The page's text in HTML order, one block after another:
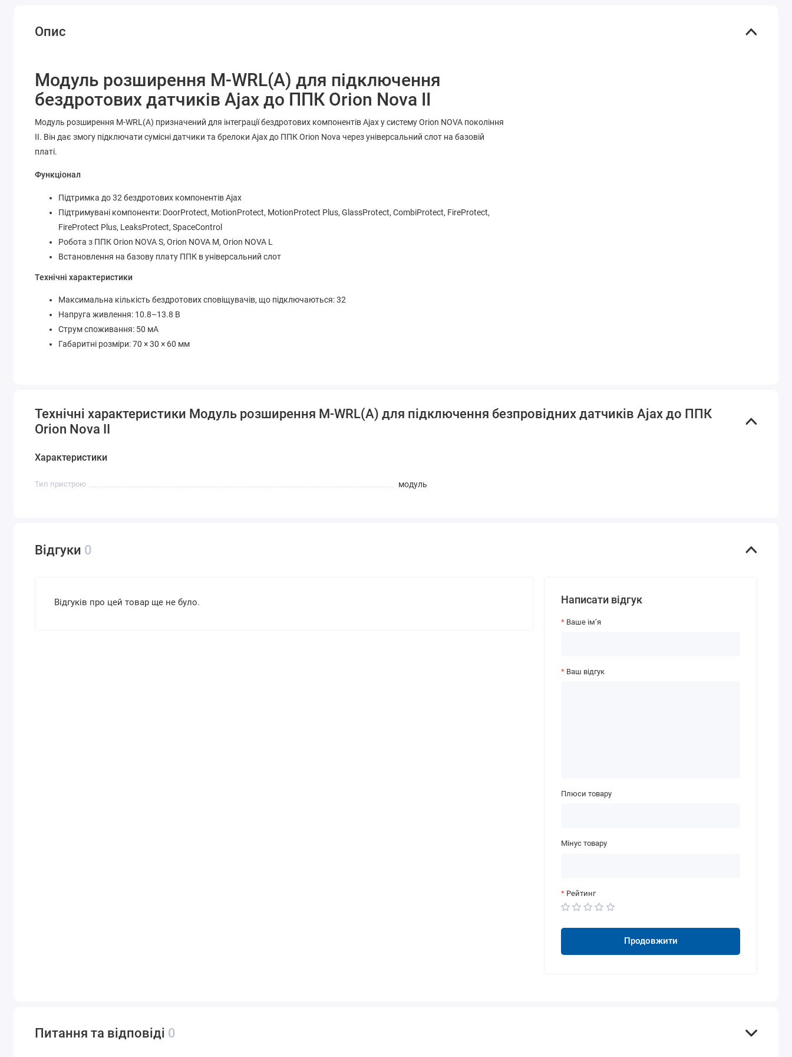
Опис
Модуль розширення M-WRL(A) для підключення
бездротових датчиків Ajax до ППК Orion Nova II
Модуль розширення M-WRL(A) призначений для інтеграції бездротових компонентів Ajax у систему Orion NOVA покоління
II. Він дає змогу підключати сумісні датчики та брелоки Ajax до ППК Orion Nova через універсальний слот на базовій
платі.
Функціонал
Підтримка до 32 бездротових компонентів Ajax
Підтримувані компоненти: DoorProtect, MotionProtect, MotionProtect Plus, GlassProtect, CombiProtect, FireProtect,
FireProtect Plus, LeaksProtect, SpaceControl
Робота з ППК Orion NOVA S, Orion NOVA M, Orion NOVA L
Встановлення на базову плату ППК в універсальний слот
Технічні характеристики
Максимальна кількість бездротових сповіщувачів, що підключаються: 32
Напруга живлення: 10.8–13.8 В
Струм споживання: 50 мА
Габаритні розміри: 70 × 30 × 60 мм
Технічні характеристики Модуль розширення M-WRL(A) для підключення безпровідних датчиків Ajax до ППК
Orion Nova II
Характеристики
Тип пристрою модуль
Відгуки 0
Відгуків про цей товар ще не було. Написати відгук
Ваше ім’я
Ваш відгук
Плюси товару
Мінус товару
Рейтинг
Продовжити
Питання та відповіді 0